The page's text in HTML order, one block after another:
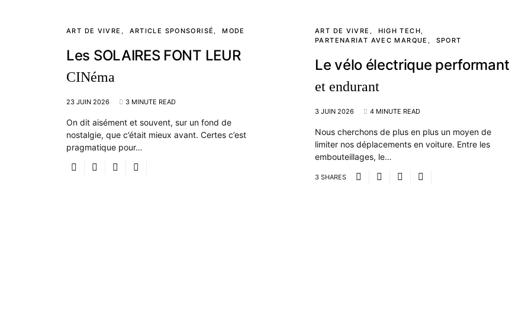
ART DE VIVRE ARTICLE SPONSORISÉ MODE
Les SOLAIRES FONT LEUR
CINéma
23 JUIN 2026 3 MINUTE READ
On dit aisément et souvent, sur un fond de
nostalgie, que c’était mieux avant. Certes c’est
pragmatique pour…
ART DE VIVRE
HIGH TECH
PARTENARIAT AVEC MARQUE
SPORT
Le vélo électrique performant
et endurant
3 JUIN 2026 4 MINUTE READ
Nous cherchons de plus en plus un moyen de
limiter nos déplacements en voiture. Entre les
embouteillages, le…
3 SHARES